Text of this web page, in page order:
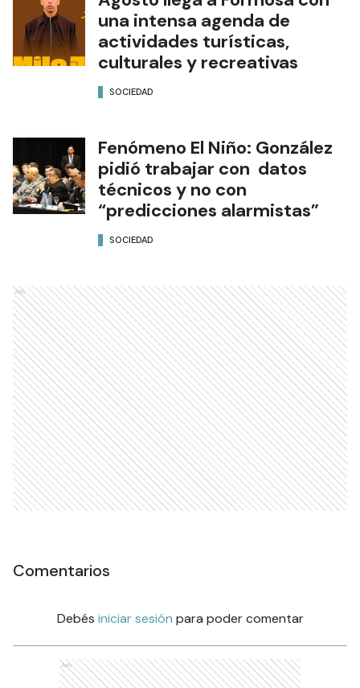
una intensa agenda de
actividades turísticas,
culturales y recreativas
SOCIEDAD
Fenómeno El Niño: González
pidió trabajar con datos
técnicos y no con
“predicciones alarmistas”
SOCIEDAD
Ads
Comentarios
Debés iniciar sesión para poder comentar
Ads